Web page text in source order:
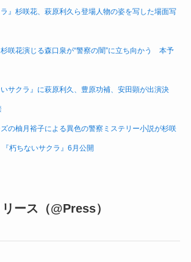
』杉咲花、萩原利久ら登場人物の姿を写した場面写
杉咲花演じる森口泉が“警察の闇”に立ち向かう 本予
サクラ』に萩原利久、豊原功補、安田顕が出演決
ズの柚月裕子による異色の警察ミステリー小説が杉咲
朽ちないサクラ』6月公開
ース（@Press）